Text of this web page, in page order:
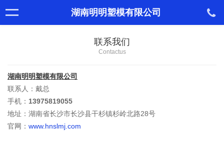
湖南明明塑模有限公司
联系我们
Contactus
湖南明明塑模有限公司
联系人：戴总
手机： 13975819055
地址：湖南省长沙市长沙县干杉镇杉岭北路28号
官网： www.hnslmj.com